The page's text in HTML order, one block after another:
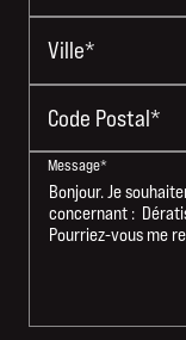
Ville*
Code Postal*
Message*